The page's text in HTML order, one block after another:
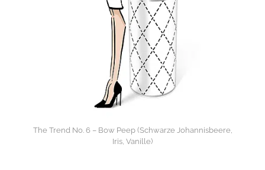
The Trend No. 6 – Bow Peep (Schwarze Johannisbeere,
Iris, Vanille)